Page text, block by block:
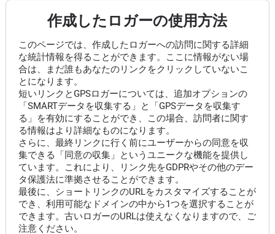
作成したロガーの使用方法
このページでは、作成したロガーへの訪問に関する詳細
な統計情報を得ることができます。ここに情報がない場
合は、まだ誰もあなたのリンクをクリックしていないこ
とになります。
短いリンクとGPSロガーについては、追加オプションの
「SMARTデータを収集する」と「GPSデータを収集す
る」を有効にすることができ、この場合、訪問者に関す
る情報はより詳細なものになります。
さらに、最終リンクに行く前にユーザーからの同意を収
集できる「同意の収集」というユニークな機能を提供し
ています。これにより、リンク先をGDPRやその他のデー
タ保護法に準拠させることができます。
最後に、ショートリンクのURLをカスタマイズすることが
でき、利用可能なドメインの中から1つを選択することが
できます。古いロガーのURLは使えなくなりますので、ご
注意ください。